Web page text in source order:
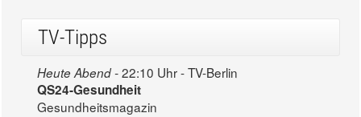
TV-Tipps
Heute Abend -22:10 Uhr - TV-Berlin
QS24-Gesundheit
Gesundheitsmagazin